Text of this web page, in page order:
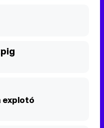
explotó